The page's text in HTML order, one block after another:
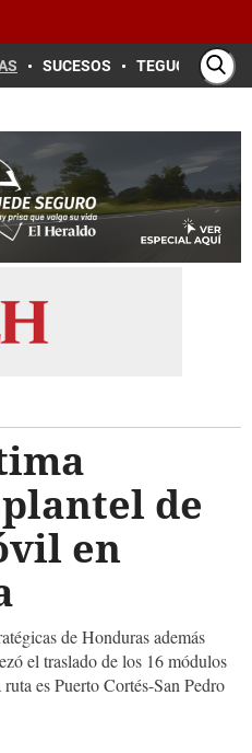
SUCESOS TEGUCIGALPA
de
en
de Honduras además
el traslado de los 16 módulos
es Puerto Cortés-San Pedro